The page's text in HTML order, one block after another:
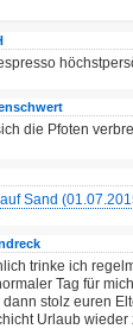
die Pfoten
Sand
trinke ich
Tag für
dann stolz euren
Urlaub wieder